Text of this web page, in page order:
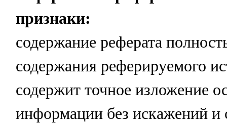
признаки:
содержание реферата
содержания реферируемого
содержит точное изложение
информации без искажений и